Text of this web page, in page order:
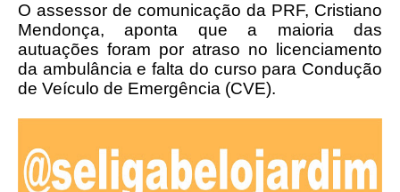
O assessor de comunicação da PRF, Cristiano
Mendonça, aponta que a maioria das
autuações foram por atraso no licenciamento
da ambulância e falta do curso para Condução
de Veículo de Emergência (CVE).